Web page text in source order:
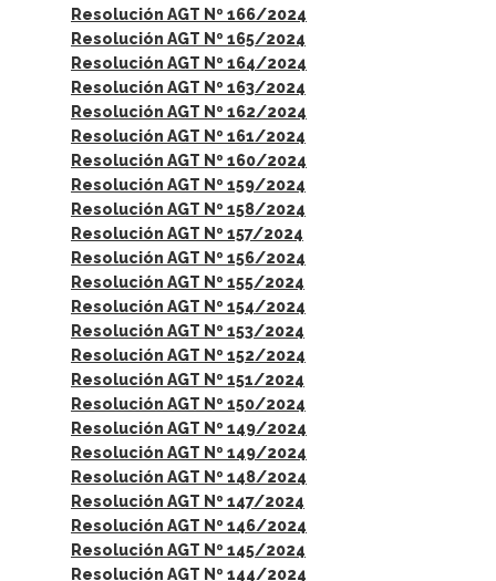
Resolución AGT Nº 166/2024
Resolución AGT Nº 165/2024
Resolución AGT Nº 164/2024
Resolución AGT Nº 163/2024
Resolución AGT Nº 162/2024
Resolución AGT Nº 161/2024
Resolución AGT Nº 160/2024
Resolución AGT Nº 159/2024
Resolución AGT Nº 158/2024
Resolución AGT Nº 157/2024
Resolución AGT Nº 156/2024
Resolución AGT Nº 155/2024
Resolución AGT Nº 154/2024
Resolución AGT Nº 153/2024
Resolución AGT Nº 152/2024
Resolución AGT Nº 151/2024
Resolución AGT Nº 150/2024
Resolución AGT Nº 149/2024
Resolución AGT Nº 149/2024
Resolución AGT Nº 148/2024
Resolución AGT Nº 147/2024
Resolución AGT Nº 146/2024
Resolución AGT Nº 145/2024
Resolución AGT Nº 144/2024